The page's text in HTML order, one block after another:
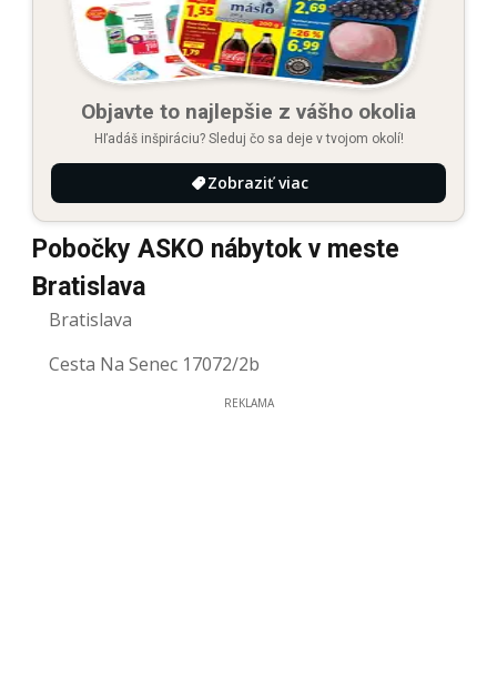
Objavte to najlepšie z vášho okolia
Hľadáš inšpiráciu? Sleduj čo sa deje v tvojom okolí!
Zobraziť viac
Pobočky ASKO nábytok v meste
Bratislava
Bratislava
Cesta Na Senec 17072/2b
REKLAMA